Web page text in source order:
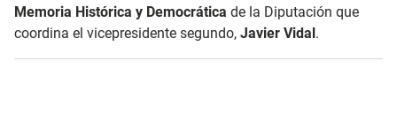
Memoria Histórica y Democrática de la Diputación que
coordina el vicepresidente segundo, Javier Vidal.